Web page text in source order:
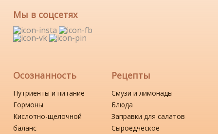
Мы в соцсетях
Осознанность
Нутриенты и питание
Гормоны
Кислотно-щелочной
баланс
Рецепты
Смузи и лимонады
Блюда
Заправки для салатов
Сыроедческое